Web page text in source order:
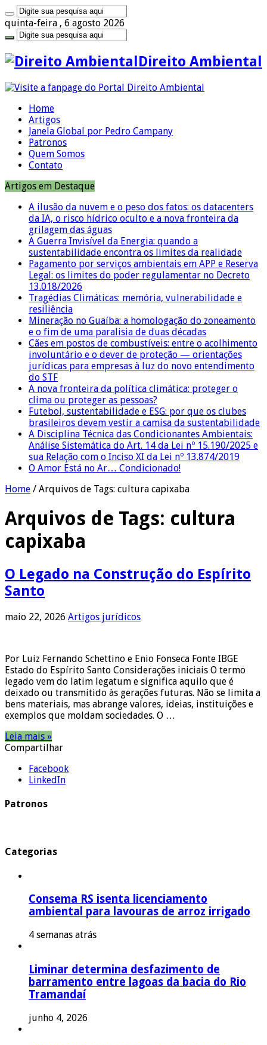
quinta-feira , 6 agosto 2026
Direito Ambiental
Home
Artigos
Janela Global por Pedro Campany
Patronos
Quem Somos
Contato
Artigos em Destaque
A ilusão da nuvem e o peso dos fatos: os datacenters
da IA, o risco hídrico oculto e a nova fronteira da
grilagem das águas
A Guerra Invisível da Energia: quando a
sustentabilidade encontra os limites da realidade
Pagamento por serviços ambientais em APP e Reserva
Legal: os limites do poder regulamentar no Decreto
13.018/2026
Tragédias Climáticas: memória, vulnerabilidade e
resiliência
Mineração no Guaíba: a homologação do zoneamento
e o fim de uma paralisia de duas décadas
Cães em postos de combustíveis: entre o acolhimento
involuntário e o dever de proteção — orientações
jurídicas para empresas à luz do novo entendimento
do STF
A nova fronteira da política climática: proteger o
clima ou proteger as pessoas?
Futebol, sustentabilidade e ESG: por que os clubes
brasileiros devem vestir a camisa da sustentabilidade
A Disciplina Técnica das Condicionantes Ambientais:
Análise Sistemática do Art. 14 da Lei nº 15.190/2025 e
sua Relação com o Inciso XI da Lei nº 13.874/2019
O Amor Está no Ar… Condicionado!
Home / Arquivos de Tags: cultura capixaba
Arquivos de Tags: cultura
capixaba
O Legado na Construção do Espírito
Santo
maio 22, 2026 Artigos jurídicos
Por Luiz Fernando Schettino e Enio Fonseca Fonte IBGE
Estado do Espírito Santo Considerações iniciais O termo
legado vem do latim legatum e significa aquilo que é
deixado ou transmitido às gerações futuras. Não se limita a
bens materiais, mas abrange valores, ideias, instituições e
exemplos que moldam sociedades. O …
Leia mais »
Compartilhar
Facebook
LinkedIn
Patronos
Categorias
Consema RS isenta licenciamento
ambiental para lavouras de arroz irrigado
4 semanas atrás
Liminar determina desfazimento de
barramento entre lagoas da bacia do Rio
Tramandaí
junho 4, 2026